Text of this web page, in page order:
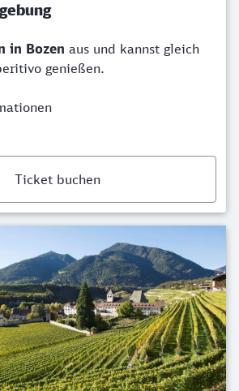
in Bozen aus und kannst gleich
genießen.
Ticket buchen